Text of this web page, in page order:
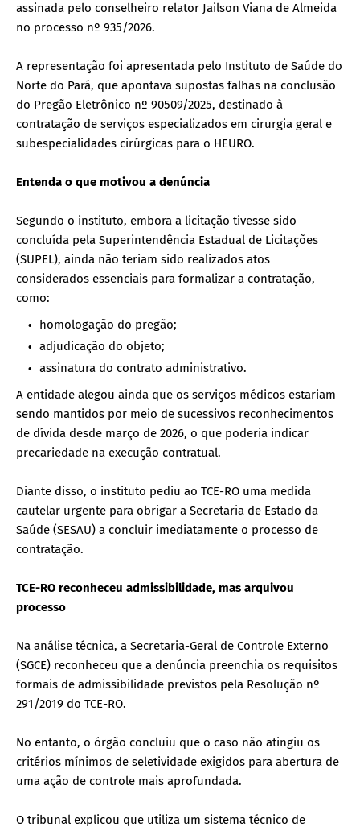
assinada pelo conselheiro relator Jailson Viana de Almeida
no processo nº 935/2026.
A representação foi apresentada pelo Instituto de Saúde do
Norte do Pará, que apontava supostas falhas na conclusão
do Pregão Eletrônico nº 90509/2025, destinado à
contratação de serviços especializados em cirurgia geral e
subespecialidades cirúrgicas para o HEURO.
Entenda o que motivou a denúncia
Segundo o instituto, embora a licitação tivesse sido
concluída pela Superintendência Estadual de Licitações
(SUPEL), ainda não teriam sido realizados atos
considerados essenciais para formalizar a contratação,
como:
homologação do pregão;
adjudicação do objeto;
assinatura do contrato administrativo.
A entidade alegou ainda que os serviços médicos estariam
sendo mantidos por meio de sucessivos reconhecimentos
de dívida desde março de 2026, o que poderia indicar
precariedade na execução contratual.
Diante disso, o instituto pediu ao TCE-RO uma medida
cautelar urgente para obrigar a Secretaria de Estado da
Saúde (SESAU) a concluir imediatamente o processo de
contratação.
TCE-RO reconheceu admissibilidade, mas arquivou
processo
Na análise técnica, a Secretaria-Geral de Controle Externo
(SGCE) reconheceu que a denúncia preenchia os requisitos
formais de admissibilidade previstos pela Resolução nº
291/2019 do TCE-RO.
No entanto, o órgão concluiu que o caso não atingiu os
critérios mínimos de seletividade exigidos para abertura de
uma ação de controle mais aprofundada.
O tribunal explicou que utiliza um sistema técnico de